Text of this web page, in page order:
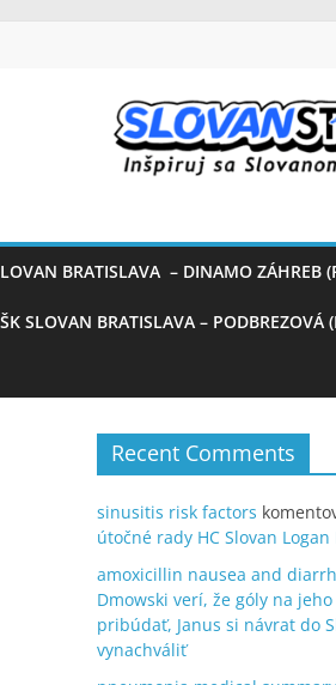
BRATISLAVA – DINAMO ZÁHREB
ŠK SLOVAN BRATISLAVA – PODBREZOVÁ
Recent Comments
sinusitis risk factors
útočné rady HC Slovan
amoxicillin nausea and
Dmowski verí, že góly na
pribúdať, Janus si návrat do
vynachváliť